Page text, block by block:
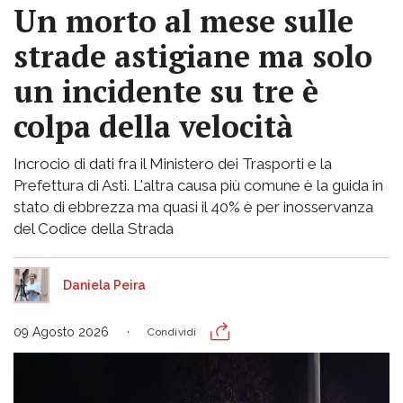
Un morto al mese sulle
strade astigiane ma solo
un incidente su tre è
colpa della velocità
Incrocio di dati fra il Ministero dei Trasporti e la
Prefettura di Asti. L'altra causa più comune è la guida in
stato di ebbrezza ma quasi il 40% è per inosservanza
del Codice della Strada
Daniela Peira
09 Agosto 2026 Condividi